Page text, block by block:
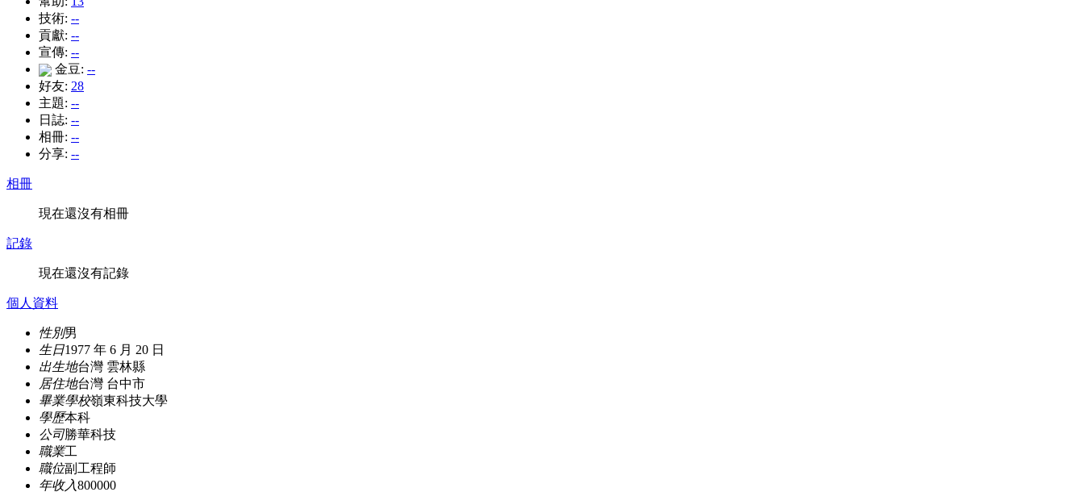
技術: --
貢獻: --
宣傳: --
金豆: --
好友: 28
主題: --
日誌: --
相冊: --
分享: --
相冊
現在還沒有相冊
記錄
現在還沒有記錄
個人資料
性別男
生日1977 年 6 月 20 日
出生地台灣 雲林縣
居住地台灣 台中市
畢業學校嶺東科技大學
學歷本科
公司勝華科技
職業工
職位副工程師
年收入800000